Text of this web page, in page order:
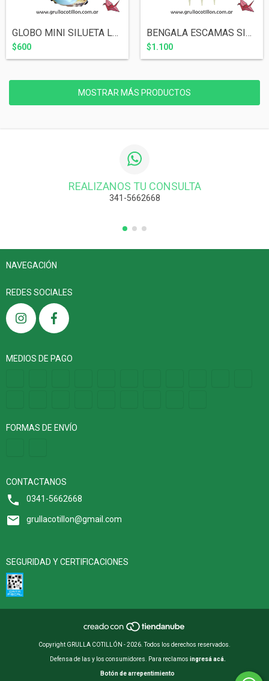
GLOBO MINI SILUETA LA SIRENITA ARIEL 40...
$600
BENGALA ESCAMAS SIRENA
$1.100
MOSTRAR MÁS PRODUCTOS
REALIZANOS TU CONSULTA
341-5662668
NAVEGACIÓN
REDES SOCIALES
MEDIOS DE PAGO
FORMAS DE ENVÍO
CONTACTANOS
0341-5662668
grullacotillon@gmail.com
SEGURIDAD Y CERTIFICACIONES
Copyright GRULLA COTILLÓN - 2026. Todos los derechos reservados.
Defensa de las y los consumidores. Para reclamos ingresá acá.
Botón de arrepentimiento